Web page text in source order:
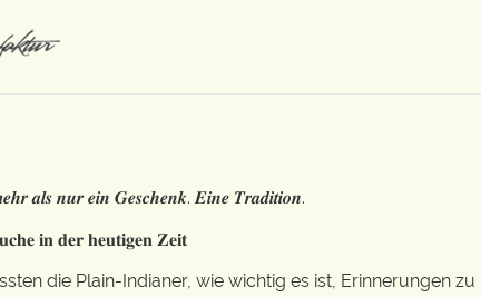
𝒂𝒍𝒔 𝒏𝒖𝒓 𝒆𝒊𝒏 𝑮𝒆𝒔𝒄𝒉𝒆𝒏𝒌. 𝑬𝒊𝒏𝒆 𝑻𝒓𝒂𝒅𝒊𝒕𝒊𝒐𝒏.
𝐢𝐧 𝐝𝐞𝐫 𝐡𝐞𝐮𝐭𝐢𝐠𝐞𝐧 𝐙𝐞𝐢𝐭
die Plain-Indianer, wie wichtig es ist, Erinnerungen